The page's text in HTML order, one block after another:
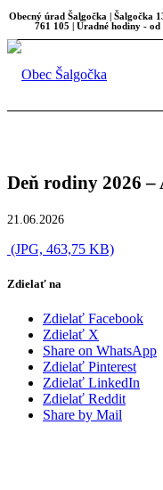
Obecný úrad Šalgočka | Šalgočka
761 105 | Úradné hodiny -
Deň rodiny 2026
21.06.2026
(JPG, 463,75 KB)
Zdielať na
Zdielať Facebook
Zdielať X
Share on WhatsApp
Zdielať Pinterest
Zdielať LinkedIn
Zdielať Reddit
Share by Mail